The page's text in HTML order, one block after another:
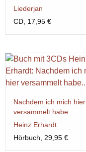
Liederjan
CD, 17,95 €
Nachdem ich mich hier
versammelt habe...
Heinz Erhardt
Hörbuch, 29,95 €